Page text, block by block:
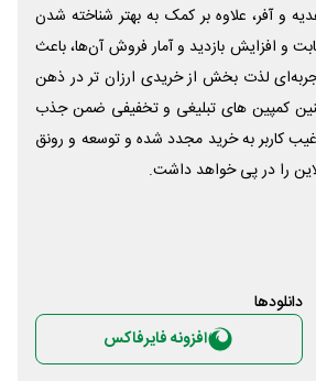
و آفر، علاوه بر کمک به بهتر شناخته شدن
و افزایش بازدید و آمار فروش آن‌ها، باعث
لذت بخش از خریدی ارزان تر در ذهن
کمپین های تبلیغی و تخفیفی ضمن جذب
کاربر به خرید مجدد شده و توسعه و رونق
را در پی خواهد داشت.
دانلود‌ها
افزونه فایرفاکس